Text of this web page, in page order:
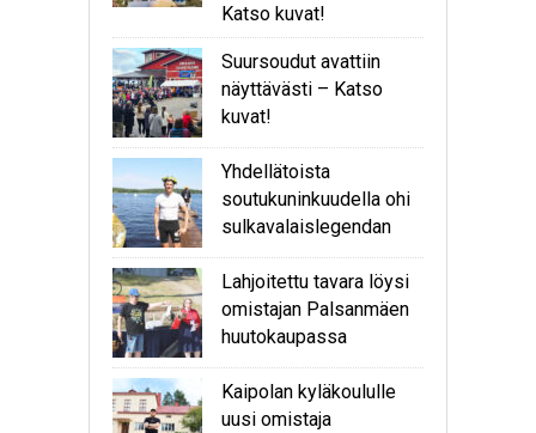
Katso kuvat!
Suursoudut avattiin
näyttävästi – Katso
kuvat!
Yhdellätoista
soutukuninkuudella ohi
sulkavalaislegendan
Lahjoitettu tavara löysi
omistajan Palsanmäen
huutokaupassa
Kaipolan kyläkoululle
uusi omistaja